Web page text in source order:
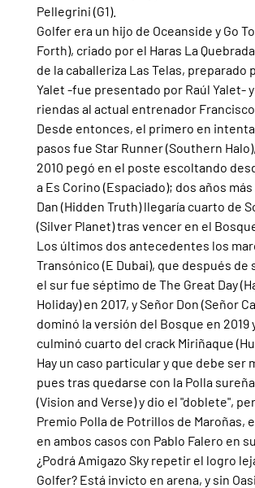
Pellegrini (G1).
Golfer era un hijo de Oceanside y Go
Forth), criado por el Haras La
de la caballeriza Las Telas, preparado
Yalet -fue presentado por Raúl Yalet-
riendas al actual entrenador
Desde entonces, el primero en
pasos fue Star Runner (Southern
2010 pegó en el poste escoltando
a Es Corino (Espaciado); dos años
Dan (Hidden Truth) llegaría cuarto de
(Silver Planet) tras vencer en el
Los últimos dos antecedentes los
Transónico (E Dubai), que después de
el sur fue séptimo de The Great Day
Holiday) en 2017, y Señor Don (Señor
dominó la versión del Bosque en 2019
culminó cuarto del crack Miriñaque
Hay un caso particular y que debe ser
pues tras quedarse con la Polla
(Vision and Verse) y dio el "doblete",
Premio Polla de Potrillos de Maroñas,
en ambos casos con Pablo Falero en
¿Podrá Amigazo Sky repetir el logro
Golfer? Está invicto en arena, y sin